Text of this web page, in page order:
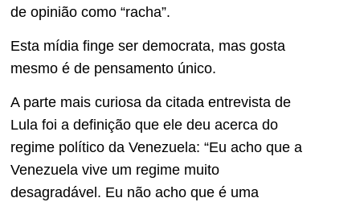
de opinião como “racha”.
Esta mídia finge ser democrata, mas gosta
mesmo é de pensamento único.
A parte mais curiosa da citada entrevista de
Lula foi a definição que ele deu acerca do
regime político da Venezuela: “Eu acho que a
Venezuela vive um regime muito
desagradável. Eu não acho que é uma